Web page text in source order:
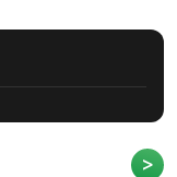
>